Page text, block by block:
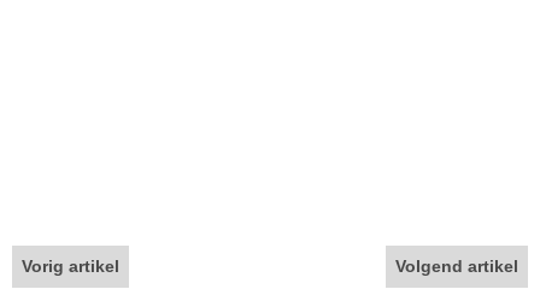
Vorig artikel Volgend artikel